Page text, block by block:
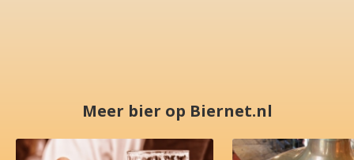
Meer bier op Biernet.nl